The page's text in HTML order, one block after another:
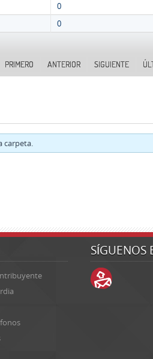
0
0
PRIMERO ANTERIOR SIGUIENTE
carpeta.
SÍGUENOS